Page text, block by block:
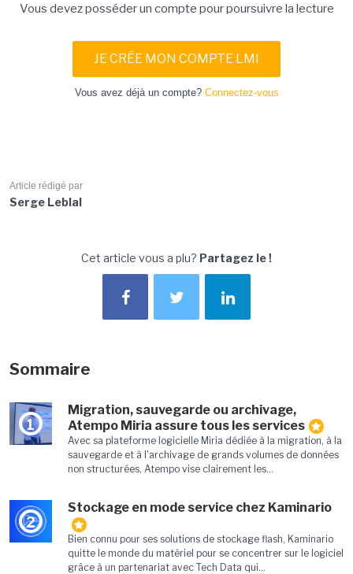
Vous devez posséder un compte pour poursuivre la lecture
JE CRÉE MON COMPTE LMI
Vous avez déjà un compte? Connectez-vous
Article rédigé par
Serge Leblal
Cet article vous a plu? Partagez le !
Sommaire
1
Migration, sauvegarde ou archivage,
Atempo Miria assure tous les services
Avec sa plateforme logicielle Miria dédiée à la migration, à la
sauvegarde et à l'archivage de grands volumes de données
non structurées, Atempo vise clairement les...
2
Stockage en mode service chez Kaminario
Bien connu pour ses solutions de stockage flash, Kaminario
quitte le monde du matériel pour se concentrer sur le logiciel
grâce à un partenariat avec Tech Data qui...